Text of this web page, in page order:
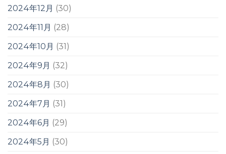
2024年12月 (30)
2024年11月 (28)
2024年10月 (31)
2024年9月 (32)
2024年8月 (30)
2024年7月 (31)
2024年6月 (29)
2024年5月 (30)